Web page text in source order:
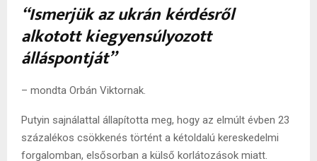
“Ismerjük az ukrán kérdésről
alkotott kiegyensúlyozott
álláspontját”
– mondta Orbán Viktornak.
Putyin sajnálattal állapította meg, hogy az elmúlt évben 23
százalékos csökkenés történt a kétoldalú kereskedelmi
forgalomban, elsősorban a külső korlátozások miatt.